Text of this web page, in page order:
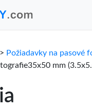
> Požiadavky na pasové
mm